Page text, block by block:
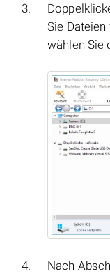
Sie
wählen Sie
Nach